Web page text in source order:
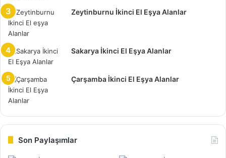
Yıllarca dursa bile dağınıklığından ve sağlandığından bir
şey kaybetmeyecek eşyaların elbette ki değerlendirilmesi
gerekiyor.
Seymen İkinci El Eşya Alan Yerler
Bu eşyaya sahip olan insanlar için, bunun bulunmaz bir
Zeytinburnu İkinci El Eşya Alanlar
Sakarya İkinci El Eşya Alanlar
Çarşamba İkinci El Eşya Alanlar
Son Paylaşımlar